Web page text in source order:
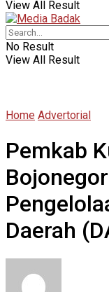
View All Result
No Result
View All Result
Home Advertorial
Pemkab
Daerah